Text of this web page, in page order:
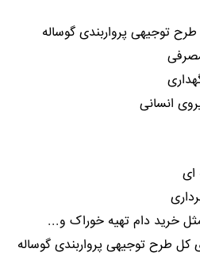
طرح توجیهی پرواربندی گوساله
انسانی
ای
خرید دام تهیه خوراک و...
کل طرح توجیهی پرواربندی گوساله